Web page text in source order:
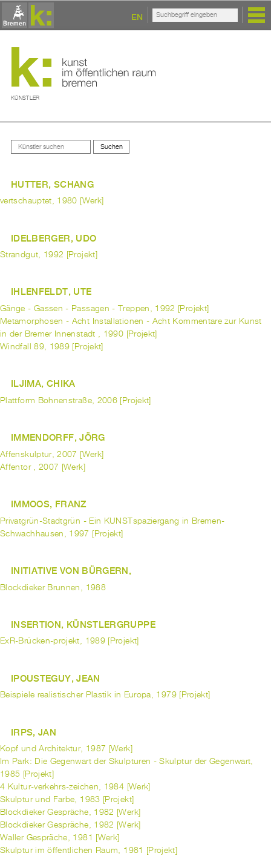
EN
KÜNSTLER
HUTTER, SCHANG
vertschauptet, 1980 [Werk]
IDELBERGER, UDO
Strandgut, 1992 [Projekt]
IHLENFELDT, UTE
Gänge - Gassen - Passagen - Treppen, 1992 [Projekt]
Metamorphosen - Acht Installationen - Acht Kommentare zur Kunst
in der Bremer Innenstadt , 1990 [Projekt]
Windfall 89, 1989 [Projekt]
ILJIMA, CHIKA
Plattform Bohnenstraße, 2006 [Projekt]
IMMENDORFF, JÖRG
Affenskulptur, 2007 [Werk]
Affentor , 2007 [Werk]
IMMOOS, FRANZ
Privatgrün-Stadtgrün - Ein KUNSTspaziergang in Bremen-
Schwachhausen, 1997 [Projekt]
INITIATIVE VON BÜRGERN,
Blockdieker Brunnen, 1988
INSERTION, KÜNSTLERGRUPPE
ExR-Brücken-projekt, 1989 [Projekt]
IPOUSTEGUY, JEAN
Beispiele realistischer Plastik in Europa, 1979 [Projekt]
IRPS, JAN
Kopf und Architektur, 1987 [Werk]
Im Park: Die Gegenwart der Skulpturen - Skulptur der Gegenwart,
1985 [Projekt]
4 Kultur-verkehrs-zeichen, 1984 [Werk]
Skulptur und Farbe, 1983 [Projekt]
Blockdieker Gespräche, 1982 [Werk]
Blockdieker Gespräche, 1982 [Werk]
Waller Gespräche, 1981 [Werk]
Skulptur im öffentlichen Raum, 1981 [Projekt]